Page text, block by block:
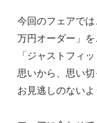
今回のフェアで
万円オーダー」を
「ジャストフィ
思いから、思い切
お見逃しのないよ